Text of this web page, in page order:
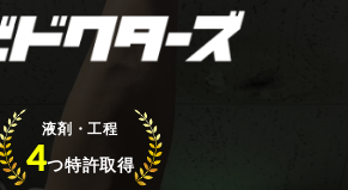
液剤・工程
4つ特許取得